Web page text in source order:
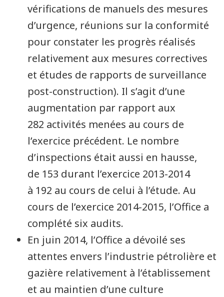
vérifications de manuels des mesures
d’urgence, réunions sur la conformité
pour constater les progrès réalisés
relativement aux mesures correctives
et études de rapports de surveillance
post-construction). Il s’agit d’une
augmentation par rapport aux
282 activités menées au cours de
l’exercice précédent. Le nombre
d’inspections était aussi en hausse,
de 153 durant l’exercice 2013-2014
à 192 au cours de celui à l’étude. Au
cours de l’exercice 2014-2015, l’Office a
complété six audits.
En juin 2014, l’Office a dévoilé ses
attentes envers l’industrie pétrolière et
gazière relativement à l’établissement
et au maintien d’une culture